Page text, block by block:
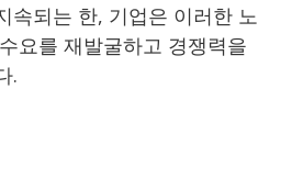
속되는 한, 기업은 이러한 노
요를 재발굴하고 경쟁력을
.